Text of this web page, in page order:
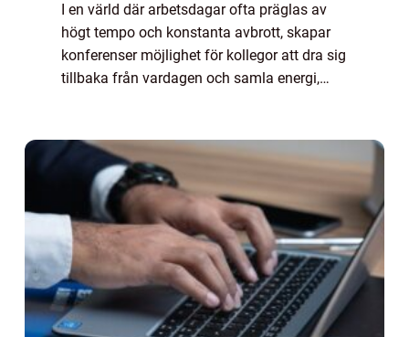
I en värld där arbetsdagar ofta präglas av
högt tempo och konstanta avbrott, skapar
konferenser möjlighet för kollegor att dra sig
tillbaka från vardagen och samla energi,